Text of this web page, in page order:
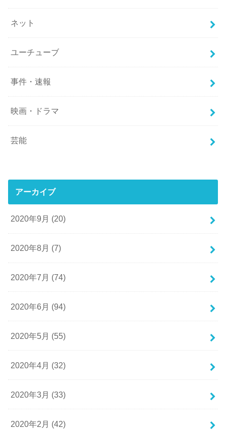
ネット
ユーチューブ
事件・速報
映画・ドラマ
芸能
アーカイブ
2020年9月 (20)
2020年8月 (7)
2020年7月 (74)
2020年6月 (94)
2020年5月 (55)
2020年4月 (32)
2020年3月 (33)
2020年2月 (42)